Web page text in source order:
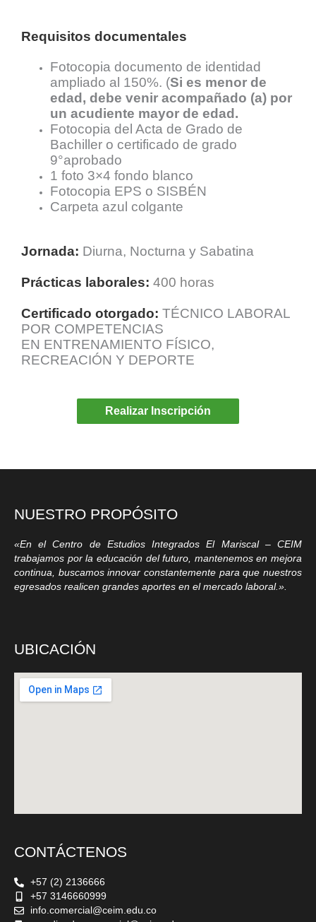
Requisitos documentales
Fotocopia documento de identidad
ampliado al 150%. (Si es menor de
edad, debe venir acompañado (a) por
un acudiente mayor de edad.
Fotocopia del Acta de Grado de
Bachiller o certificado de grado
9°aprobado
1 foto 3×4 fondo blanco
Fotocopia EPS o SISBÉN
Carpeta azul colgante
Jornada: Diurna, Nocturna y Sabatina
Prácticas laborales: 400 horas
Certificado otorgado: TÉCNICO LABORAL
POR COMPETENCIAS
EN ENTRENAMIENTO FÍSICO,
RECREACIÓN Y DEPORTE
Realizar Inscripción
NUESTRO PROPÓSITO
«En el Centro de Estudios Integrados El Mariscal – CEIM
trabajamos por la educación del futuro, mantenemos en mejora
continua, buscamos innovar constantemente para que nuestros
egresados realicen grandes aportes en el mercado laboral.».
UBICACIÓN
CONTÁCTENOS
+57 (2) 2136666
+57 3146660999
info.comercial@ceim.edu.co